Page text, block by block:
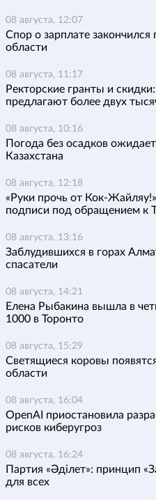
08 августа, 12:07
Спор о зарплате
области
08 августа, 11:17
Ректорские гранты и
предлагают более двух
08 августа, 10:16
Погода без осадков
Казахстана
08 августа, 12:18
«Руки прочь от Кок-
подписи под обращением к
08 августа, 13:16
Заблудившихся в горах
спасатели
08 августа, 14:21
Елена Рыбакина вышла в
1000 в Торонто
08 августа, 15:29
Светящиеся коровы
области
08 августа, 16:04
OpenAI приостановила
рисков киберугроз
08 августа, 16:24
Партия «Әділет»: принцип
для всех